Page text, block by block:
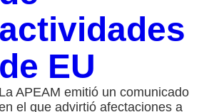
actividades
de EU
La APEAM emitió un comunicado
el que advirtió afectaciones a